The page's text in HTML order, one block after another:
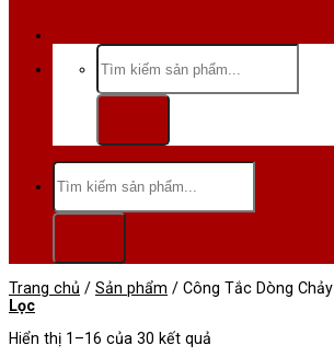
Tìm
kiếm:
Tìm
kiếm:
Trang chủ / Sản phẩm / Công Tắc Dòng Chảy
Lọc
Hiển thị 1–16 của 30 kết quả